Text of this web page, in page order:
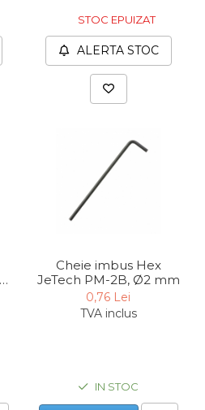
STOC EPUIZAT
ALERTA STOC
Cheie imbus Hex
JeTech PM-2B, Ø2 mm
0,76 Lei
TVA inclus
IN STOC